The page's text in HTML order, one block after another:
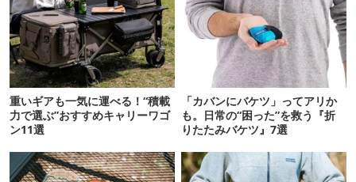
重いギアも一気に運べる！“積載
力で選ぶ”おすすめキャリーワゴ
ン11選
「カバンにバケツ」ってアリか
も。日常の“困った”を救う『折
りたたみバケツ』7選